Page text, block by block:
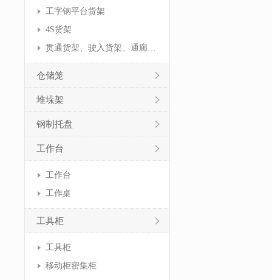
工字钢平台货架
4S货架
贯通货架、驶入货架、通廊货架
仓储笼
堆垛架
钢制托盘
工作台
工作台
工作桌
工具柜
工具柜
移动柜密集柜